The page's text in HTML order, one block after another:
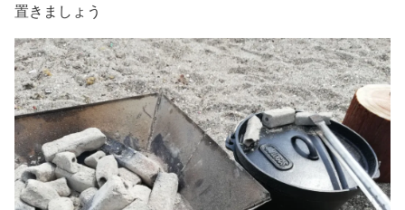
置きましょう